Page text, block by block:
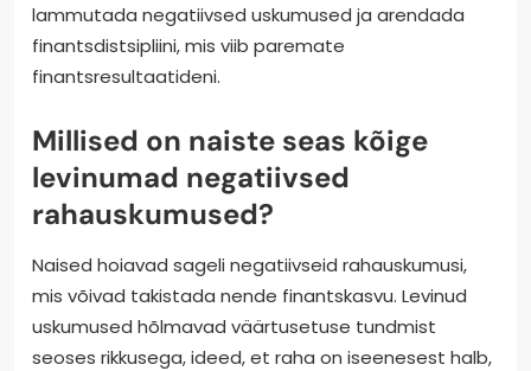
lammutada negatiivsed uskumused ja arendada
finantsdistsipliini, mis viib paremate
finantsresultaatideni.
Millised on naiste seas kõige
levinumad negatiivsed
rahauskumused?
Naised hoiavad sageli negatiivseid rahauskumusi,
mis võivad takistada nende finantskasvu. Levinud
uskumused hõlmavad väärtusetuse tundmist
seoses rikkusega, ideed, et raha on iseenesest halb,